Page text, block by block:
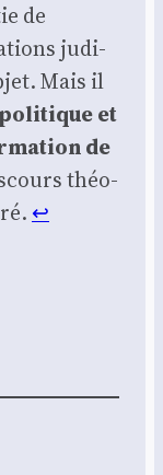
de
judi­
Mais il
et
de
théo­
↩︎